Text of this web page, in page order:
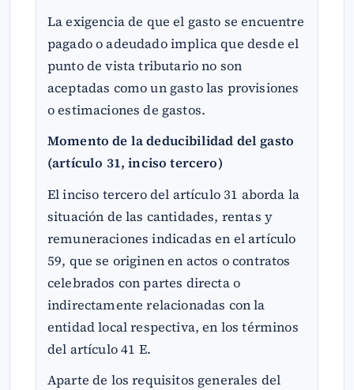
La exigencia de que el gasto se encuentre
pagado o adeudado implica que desde el
punto de vista tributario no son
aceptadas como un gasto las provisiones
o estimaciones de gastos.
Momento de la deducibilidad del gasto
(artículo 31, inciso tercero)
El inciso tercero del artículo 31 aborda la
situación de las cantidades, rentas y
remuneraciones indicadas en el artículo
59, que se originen en actos o contratos
celebrados con partes directa o
indirectamente relacionadas con la
entidad local respectiva, en los términos
del artículo 41 E.
Aparte de los requisitos generales del